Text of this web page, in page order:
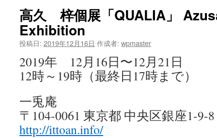
へ
ス
キ
高久 梓個展「QUALIA」
Exhibition
投稿日: 2019年12月16日 作成者: wpmaster
2019年 12月16日〜12月21日
12時～19時（最終日17時まで）
一兎庵
〒104-0061 東京都 中央区銀座1-
http://ittoan.info/